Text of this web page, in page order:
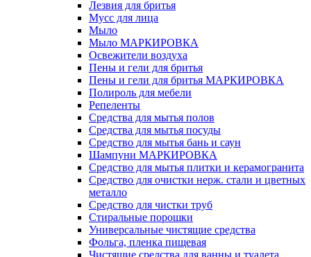
Лезвия для бритья
Мусс для лица
Мыло
Мыло МАРКИРОВКА
Освежители воздуха
Пены и гели для бритья
Пены и гели для бритья МАРКИРОВКА
Полироль для мебели
Репеленты
Средства для мытья полов
Средства для мытья посуды
Средство для мытья бань и саун
Шампуни МАРКИРОВКА
Средство для мытья плитки и керамогранита
Средство для очистки нерж. стали и цветных
металло
Средство для чистки труб
Стиральные порошки
Универсальные чистящие средства
Фольга, пленка пищевая
Чистящие средства для ванны и туалета